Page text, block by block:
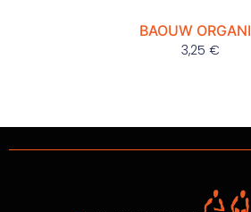
BAOUW
3,25 €